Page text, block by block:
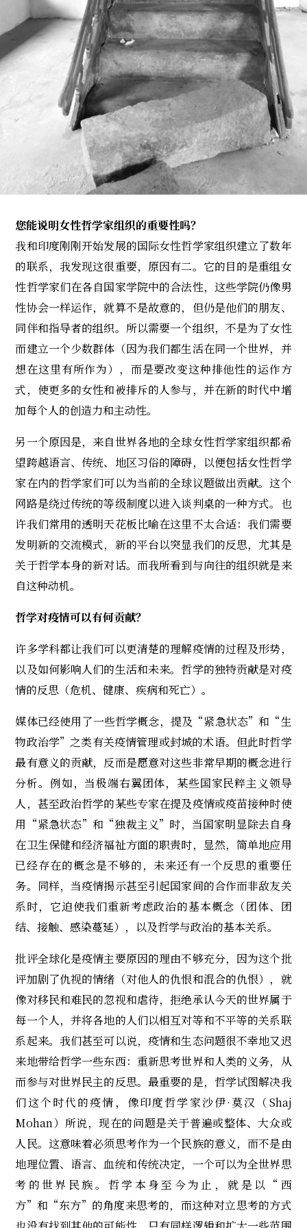
您能说明女性哲学家组织的重要性吗？
我和印度刚刚开始发展的国际女性哲学家组织建立了数年
的联系，我发现这很重要，原因有二。它的目的是重组女
性哲学家们在各自国家学院中的合法性，这些学院仍像男
性协会一样运作，就算不是故意的，但仍是他们的朋友、
同伴和指导者的组织。所以需要一个组织，不是为了女性
而建立一个少数群体（因为我们都生活在同一个世界，并
想在这里有所作为），而是要改变这种排他性的运作方
式，使更多的女性和被排斥的人参与，并在新的时代中增
加每个人的创造力和主动性。
另一个原因是，来自世界各地的全球女性哲学家组织都希
望跨越语言、传统、地区习俗的障碍，以便包括女性哲学
家在内的哲学家们可以为当前的全球议题做出贡献。这个
网路是绕过传统的等级制度以进入谈判桌的一种方式。也
许我们常用的透明天花板比喻在这里不太合适：我们需要
发明新的交流模式，新的平台以突显我们的反思，尤其是
关于哲学本身的新对话。而我所看到与向往的组织就是来
自这种动机。
哲学对疫情可以有何贡献？
许多学科都让我们可以更清楚的理解疫情的过程及形势，
以及如何影响人们的生活和未来。哲学的独特贡献是对疫
情的反思（危机、健康、疾病和死亡）。
媒体已经使用了一些哲学概念，提及“紧急状态”和“生
物政治学”之类有关疫情管理或封城的术语。但此时哲学
最有意义的贡献，反而是愿意对这些非常早期的概念进行
分析。例如，当极端右翼团体，某些国家民粹主义领导
人，甚至政治哲学的某些专家在提及疫情或疫苗接种时使
用“紧急状态”和“独裁主义”时，当国家明显除去自身
在卫生保健和经济福祉方面的职责时，显然，简单地应用
已经存在的概念是不够的，未来还有一个反思的重要任
务。同样，当疫情揭示甚至引起国家间的合作而非敌友关
系时，它迫使我们重新考虑政治的基本概念（团体、团
结、接触、感染蔓延），以及哲学与政治的基本关系。
批评全球化是疫情主要原因的理由不够充分，因为这个批
评加剧了仇视的情绪（对他人的仇恨和混合的仇恨），就
像对移民和难民的忽视和虐待，拒绝承认今天的世界属于
每一个人，并将各地的人们以相互对等和不平等的关系联
系起来。我们甚至可以说，疫情和生态问题很不幸地又迟
来地带给哲学一些东西：重新思考世界和人类的义务，从
而参与对世界民主的反思。最重要的是，哲学试图解决我
们这个时代的疫情，像印度哲学家沙伊·莫汉（Shaj
Mohan）所说，现在的问题是关于普遍或整体、大众或
人民。这意味着必须思考作为一个民族的意义，而不是由
地理位置、语言、血统和传统决定，一个可以为全世界思
考的世界民族。哲学本身至今为止，就是以“西
方”和“东方”的角度来思考的，而这种对立思考的方式